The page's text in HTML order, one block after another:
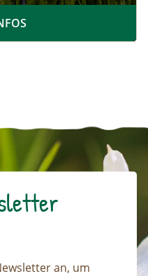
an, um